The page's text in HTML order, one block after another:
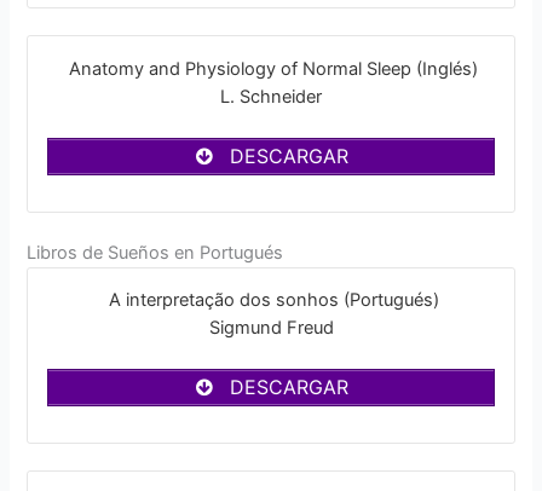
Anatomy and Physiology of Normal Sleep (Inglés)
L. Schneider
DESCARGAR
Libros de Sueños en Portugués
A interpretação dos sonhos (Portugués)
Sigmund Freud
DESCARGAR